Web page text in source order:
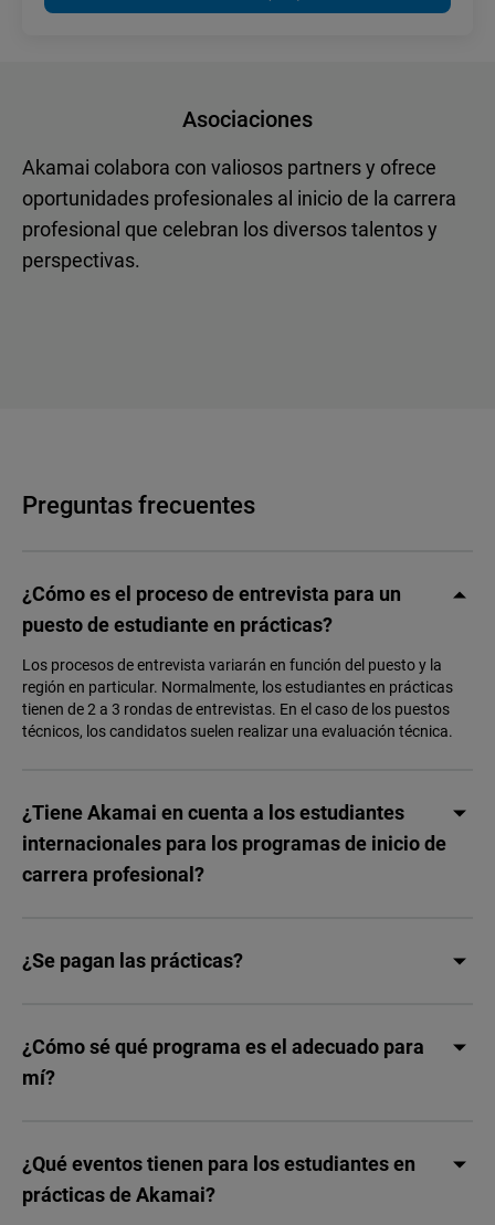
Asociaciones
Akamai colabora con valiosos partners y ofrece
oportunidades profesionales al inicio de la carrera
profesional que celebran los diversos talentos y
perspectivas.
Preguntas frecuentes
¿Cómo es el proceso de entrevista para un
puesto de estudiante en prácticas?
Los procesos de entrevista variarán en función del puesto y la
región en particular. Normalmente, los estudiantes en prácticas
tienen de 2 a 3 rondas de entrevistas. En el caso de los puestos
técnicos, los candidatos suelen realizar una evaluación técnica.
¿Tiene Akamai en cuenta a los estudiantes
internacionales para los programas de inicio de
carrera profesional?
¿Se pagan las prácticas?
¿Cómo sé qué programa es el adecuado para
mí?
¿Qué eventos tienen para los estudiantes en
prácticas de Akamai?